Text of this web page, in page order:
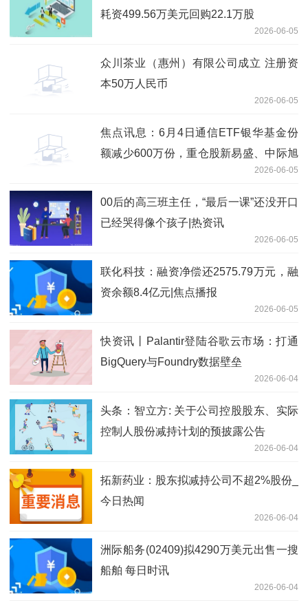
耗资499.56万美元回购22.1万股
2026-06-05
众川茶业（惠州）有限公司成立 注册资
本50万人民币
2026-06-05
焦点讯息：6月4日通信ETF银华基金份
额减少600万份，重仓股新易盛、中际旭
2026-06-05
00后的高三班主任，“最后一课”还没开口
已经哭得像个孩子|热资讯
2026-06-05
联化科技：融资净偿还2575.79万元，融
资余额8.4亿元|焦点播报
2026-06-05
快资讯丨Palantir登陆谷歌云市场：打通
BigQuery与Foundry数据壁垒
2026-06-04
头条：智立方: 关于公司控股股东、实际
控制人股份减持计划的预披露公告
2026-06-04
拓新药业：股东拟减持公司不超2%股份_
今日热闻
2026-06-04
洲际船务(02409)拟4290万美元出售一搜
船舶 每日时讯
2026-06-04